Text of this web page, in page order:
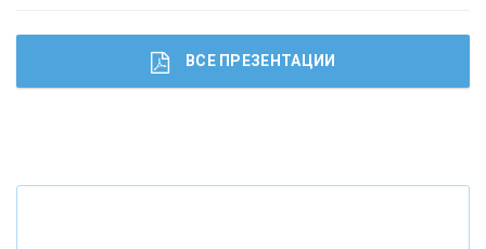
Что будет с наличными деньгами при цифровом
ВСЕ ПРЕЗЕНТАЦИИ